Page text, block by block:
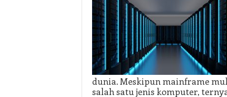
dunia. Meskipun mainframe
salah satu jenis komputer,